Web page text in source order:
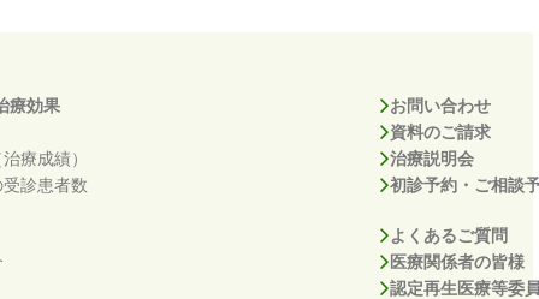
療効果
療成績）
診患者数
お問い合わせ
資料のご請求
治療説明会
初診予約・ご相談
よくあるご質問
医療関係者の皆様
認定再生医療等委